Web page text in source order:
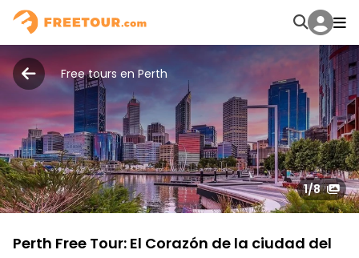
Free tours en Perth
1/8
Perth Free Tour: El Corazón de la ciudad del